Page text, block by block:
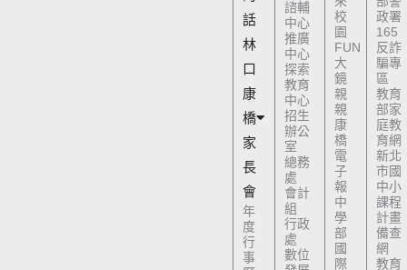
話
林
口
康
橋
家
長
會
年
度
行
事
諮輔
中心
推廣
中心
探索
教育
中心
招生
辦公
室
總務
處
會計
組
行政
處
數位
校
園
FUN
大
鏡
親
親
康
橋
電
子
報
中
學
部
國
際
政署
165
反詐
騙專
區
教育
部家
庭教
育網
新北
市國
中小
課程
計畫
備查
網
教育